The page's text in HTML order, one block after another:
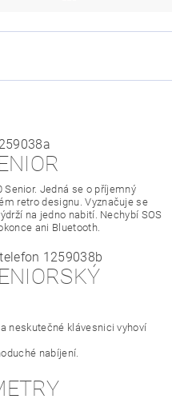
Jedná se o příjemný
retro designu. Vyznačuje se
na jedno nabití. Nechybí SOS
ani Bluetooth.
neskutečné klávesnici vyhoví
nabíjení.